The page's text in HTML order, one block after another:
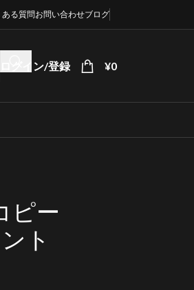
ある質問お問い合わせブログ
ログイン/登録 ¥0
ピー
ト